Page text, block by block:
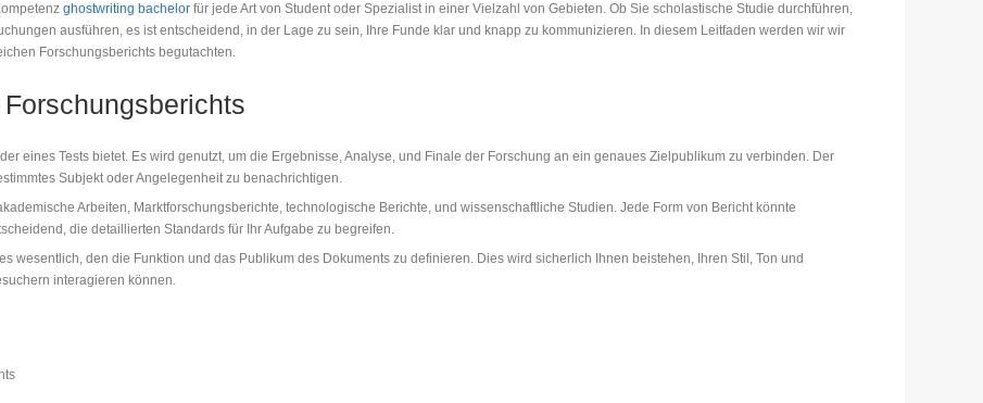
ghostwriting bachelor für jede Art von Student oder Spezialist in einer Vielzahl von Gebieten. Ob Sie scholastische Studie durchführen,
ausführen, es ist entscheidend, in der Lage zu sein, Ihre Funde klar und knapp zu kommunizieren. In diesem Leitfaden werden wir wir
Forschungsberichts begutachten.
eines Tests bietet. Es wird genutzt, um die Ergebnisse, Analyse, und Finale der Forschung an ein genaues Zielpublikum zu verbinden. Der
Subjekt oder Angelegenheit zu benachrichtigen.
Arbeiten, Marktforschungsberichte, technologische Berichte, und wissenschaftliche Studien. Jede Form von Bericht könnte
die detaillierten Standards für Ihr Aufgabe zu begreifen.
wesentlich, den die Funktion und das Publikum des Dokuments zu definieren. Dies wird sicherlich Ihnen beistehen, Ihren Stil, Ton und
interagieren können.